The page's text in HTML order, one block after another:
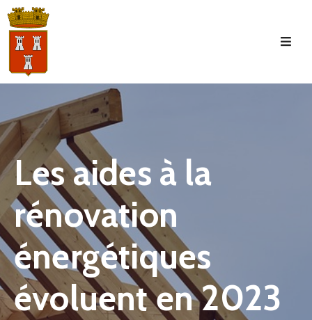
Accueil
Commune
Tourisme
Manifestations
Vie
Municipale
Services
Jeunesse
Les aides à la
rénovation
énergétiques
évoluent en 2023